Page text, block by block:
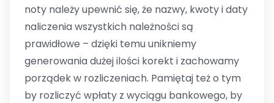
noty należy upewnić się, że nazwy, kwoty i daty
naliczenia wszystkich należności są
prawidłowe – dzięki temu unikniemy
generowania dużej ilości korekt i zachowamy
porządek w rozliczeniach. Pamiętaj też o tym
by rozliczyć wpłaty z wyciągu bankowego, by